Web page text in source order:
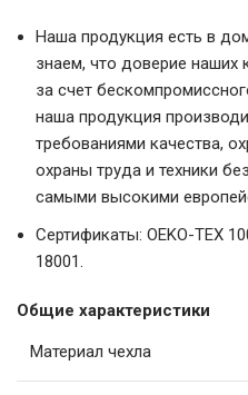
Наша продукция есть в
знаем, что доверие наших
за счет
наша продукция
требованиями качества,
охраны труда и техники
самыми высокими
Сертификаты: OEKO-TEX
18001.
Общие характеристики
Материал чехла